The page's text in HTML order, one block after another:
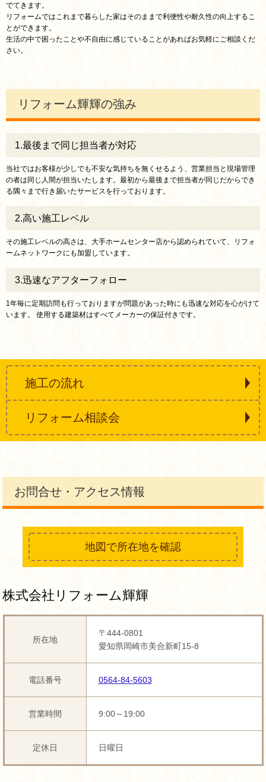
2018年03月15日
・愛知県岡崎市T様邸の屋根塗装、ベランダ取替え、外壁塗装
・愛知県岡崎市K様邸の
2017年08月31日
2016年11月18日
岐阜県多治見市、屋根リフォーム工事の施工例を更新しました。
2016年07月06日
愛知県岡崎市Y様邸の 屋根リフォーム
2016年05月31日
2016年05月31日
愛知県日進市H様邸の浴室リフォーム
2016年05月30日
WEBサイトを開設しました。今後とも宜しくお願い致します。
でてきます。
リフォームではこれまで暮らした家はそのままで利便性や耐久性の向上するこ
とができます。
生活の中で困ったことや不自由に感じていることがあればお気軽にご相談くだ
さい。
リフォーム輝輝の強み
1.最後まで同じ担当者が対応
当社ではお客様が少しでも不安な気持ちを無くせるよう、営業担当と現場管理
の者は同じ人間が担当いたします。最初から最後まで担当者が同じだからでき
る隅々まで行き届いたサービスを行っております。
2.高い施工レベル
その施工レベルの高さは、大手ホームセンター店から認められていて、リフォ
ームネットワークにも加盟しています。
3.迅速なアフターフォロー
1年毎に定期訪問も行っておりますが問題があった時にも迅速な対応を心がけて
います。 使用する建築材はすべてメーカーの保証付きです。
施工の流れ
リフォーム相談会
お問合せ・アクセス情報
地図で所在地を確認
株式会社リフォーム輝輝
所在地
〒444-0801
愛知県岡崎市美合新町15-8
電話番号 0564-84-5603
営業時間 9:00～19:00
定休日 日曜日